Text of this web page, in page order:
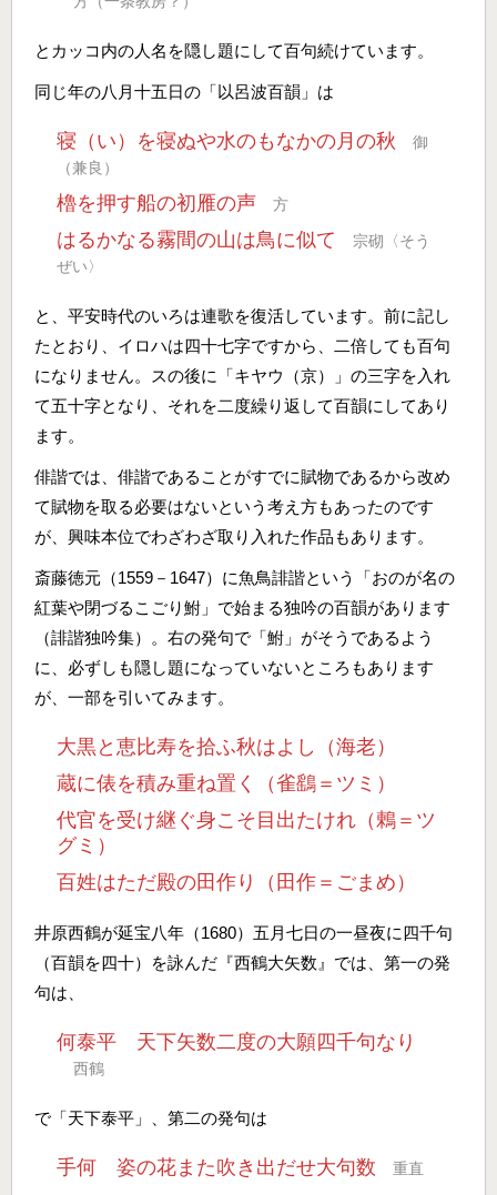
とカッコ内の人名を隠し題にして百句続けています。
同じ年の八月十五日の「以呂波百韻」は
寝（い）を寝ぬや水のもなかの月の秋
御
（兼良）
櫓を押す船の初雁の声 方
はるかなる霧間の山は鳥に似て
宗砌〈そう
ぜい〉
と、平安時代のいろは連歌を復活しています。前に記し
たとおり、イロハは四十七字ですから、二倍しても百句
になりません。スの後に「キヤウ（京）」の三字を入れ
て五十字となり、それを二度繰り返して百韻にしてあり
ます。
俳諧では、俳諧であることがすでに賦物であるから改め
て賦物を取る必要はないという考え方もあったのです
が、興味本位でわざわざ取り入れた作品もあります。
斎藤徳元（1559－1647）に魚鳥誹諧という「おのが名の
紅葉や閉づるこごり鮒」で始まる独吟の百韻があります
（誹諧独吟集）。右の発句で「鮒」がそうであるよう
に、必ずしも隠し題になっていないところもあります
が、一部を引いてみます。
大黒と恵比寿を拾ふ秋はよし（海老）
蔵に俵を積み重ね置く（雀鷂＝ツミ）
代官を受け継ぐ身こそ目出たけれ（鶇＝ツ
グミ）
百姓はただ殿の田作り（田作＝ごまめ）
井原西鶴が延宝八年（1680）五月七日の一昼夜に四千句
（百韻を四十）を詠んだ『西鶴大矢数』では、第一の発
句は、
何泰平 天下矢数二度の大願四千句なり
西鶴
で「天下泰平」、第二の発句は
手何 姿の花また吹き出だせ大句数 重直